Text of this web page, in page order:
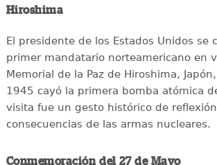
Hiroshima
El presidente de los Estados Unidos se
primer mandatario norteamericano en
Memorial de la Paz de Hiroshima,
1945 cayó la primera bomba atómica
visita fue un gesto histórico de
consecuencias de las armas nucleares.
Conmemoración del 27 de Mayo